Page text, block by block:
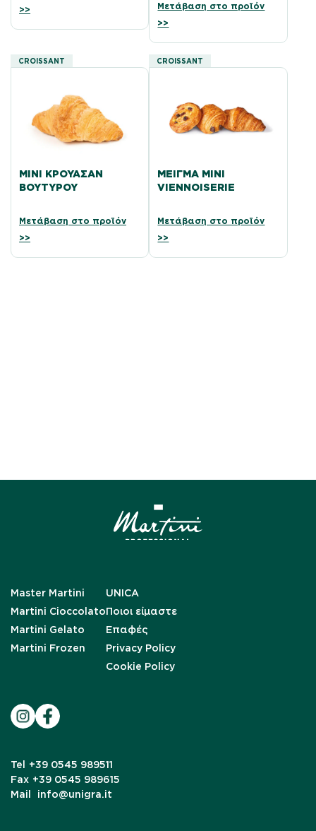
>>
Μετάβαση στο προϊόν
>>
CROISSANT
ΜΊΝΙ ΚΡΟΥΑΣΆΝ
ΒΟΥΤΎΡΟΥ
Μετάβαση στο προϊόν
>>
CROISSANT
ΜΕΊΓΜΑ ΜΊΝΙ
VIENNOISERIE
Μετάβαση στο προϊόν
>>
Master Martini
Martini Cioccolato
Martini Gelato
Martini Frozen
UNICA
Ποιοι είμαστε
Επαφές
Privacy Policy
Cookie Policy
Tel
+39 0545 989511
Fax +39 0545 989615
Mail
info@unigra.it